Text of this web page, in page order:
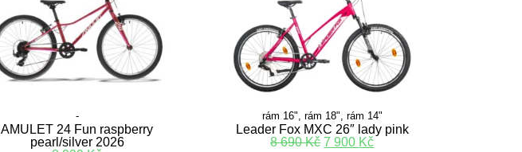
-
AMULET 24 Fun raspberry
pearl/silver 2026
rám 16", rám 18", rám 14"
Leader Fox MXC 26″ lady pink
8 690Kč 7 900 Kč